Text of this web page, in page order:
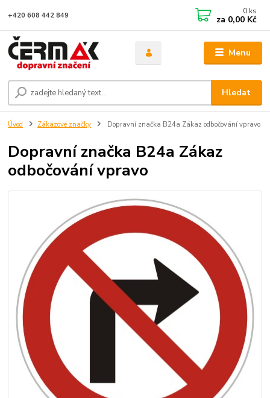
Menu
Hledat
+420 608 442 849 0 ks
za 0,00 Kč
Úvod Zákazové značky Dopravní značka B24a Zákaz odbočování vpravo
Dopravní značka B24a Zákaz
odbočování vpravo